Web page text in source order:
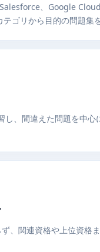
、Google Cloud
ゴリから目的の問題集
し、間違えた問題を中心
、関連資格や上位資格